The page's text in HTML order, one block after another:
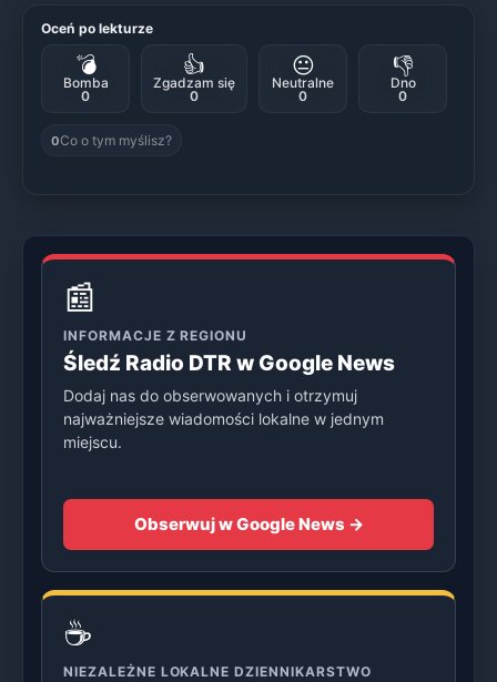
Oceń po lekturze
💣
Bomba
0
👍
Zgadzam się
0
😐
Neutralne
0
👎
Dno
0
0Co o tym myślisz?
📰
INFORMACJE Z REGIONU
Śledź Radio DTR w Google News
Dodaj nas do obserwowanych i otrzymuj
najważniejsze wiadomości lokalne w jednym
miejscu.
Obserwuj w Google News →
☕
NIEZALEŻNE LOKALNE DZIENNIKARSTWO